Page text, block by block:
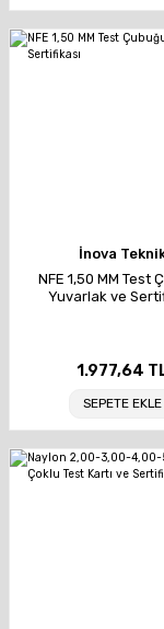
İnova
NFE 1,50 MM Test
Yuvarlak ve
1.977,64
SEPETE EKLE